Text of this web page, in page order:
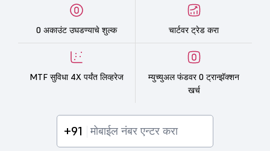
0 अकाउंट उघडण्याचे शुल्क चार्टवर ट्रेड करा
MTF सुविधा 4X पर्यंत लिव्हरेज
म्युच्युअल फंडवर 0 ट्रान्झॅक्शन
खर्च
+91